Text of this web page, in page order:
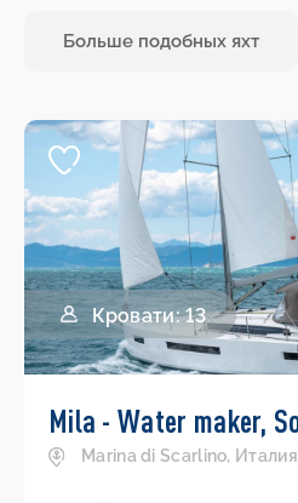
Больше подобных яхт
Кровати: 13
Marina di Scarlino, Италия